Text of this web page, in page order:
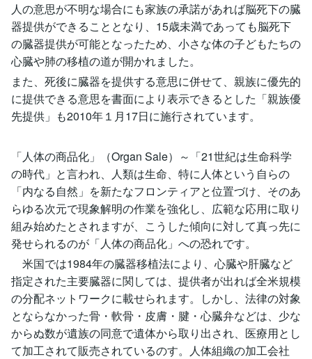
人の意思が不明な場合にも家族の承諾があれば脳死下の臓
器提供ができることとなり、15歳未満であっても脳死下
の臓器提供が可能となったため、小さな体の子どもたちの
心臓や肺の移植の道が開かれました。
また、死後に臓器を提供する意思に併せて、親族に優先的
に提供できる意思を書面により表示できるとした「親族優
先提供」も2010年１月17日に施行されています。
「人体の商品化」（Organ Sale）～「21世紀は生命科学
の時代」と言われ、人類は生命、特に人体という自らの
「内なる自然」を新たなフロンティアと位置づけ、そのあ
らゆる次元で現象解明の作業を強化し、広範な応用に取り
組み始めたとされますが、こうした傾向に対して真っ先に
発せられるのが「人体の商品化」への恐れです。
米国では1984年の臓器移植法により、心臓や肝臓など
指定された主要臓器に関しては、提供者が出れば全米規模
の分配ネットワークに載せられます。しかし、法律の対象
とならなかった骨・軟骨・皮膚・腱・心臓弁などは、少な
からぬ数が遺族の同意で遺体から取り出され、医療用とし
て加工されて販売されているのす。人体組織の加工会社